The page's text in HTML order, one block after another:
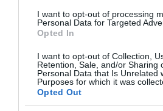
I want to opt-out of processing
Personal Data for Targeted
Opted In
I want to opt-out of Collection,
Retention, Sale, and/or Sharing
Personal Data that Is Unrelated
Purposes for which it was
Opted Out
APPROFONDIMENTI SPORT
Inter-Udinese: in
italiano